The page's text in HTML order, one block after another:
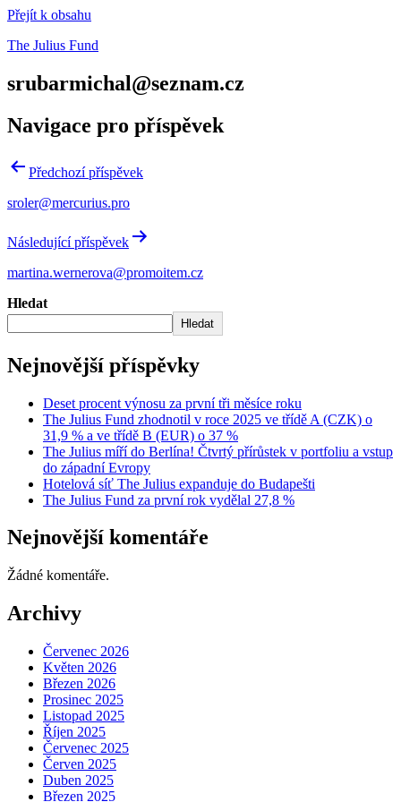
Přejít k obsahu
The Julius Fund
srubarmichal@seznam.cz
Navigace pro příspěvek
Předchozí příspěvek
sroler@mercurius.pro
Následující příspěvek
martina.wernerova@promoitem.cz
Hledat
Hledat
Nejnovější příspěvky
Deset procent výnosu za první tři měsíce roku
The Julius Fund zhodnotil v roce 2025 ve třídě A (CZK) o
31,9 % a ve třídě B (EUR) o 37 %
The Julius míří do Berlína! Čtvrtý přírůstek v portfoliu a vstup
do západní Evropy
Hotelová síť The Julius expanduje do Budapešti
The Julius Fund za první rok vydělal 27,8 %
Nejnovější komentáře
Žádné komentáře.
Archivy
Červenec 2026
Květen 2026
Březen 2026
Prosinec 2025
Listopad 2025
Říjen 2025
Červenec 2025
Červen 2025
Duben 2025
Březen 2025